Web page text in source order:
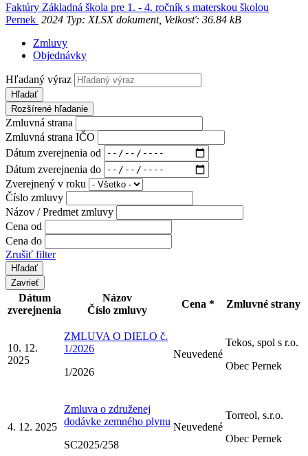
Faktúry Základná škola pre 1. - 4. ročník s materskou školou
Pernek 2024 Typ: XLSX dokument, Velkosť: 36.84 kB
Zmluvy
Objednávky
Hľadaný výraz
Hľadať
Rozšírené hľadanie
Zmluvná strana
Zmluvná strana IČO
Dátum zverejnenia od
Dátum zverejnenia do
Zverejnený v roku
Číslo zmluvy
Názov / Predmet zmluvy
Cena od
Cena do
Zrušiť filter
Zavrieť
Dátum
zverejnenia
Názov
Číslo zmluvy
Cena * Zmluvné strany
10. 12.
2025
ZMLUVA O DIELO č.
1/2026
1/2026
Neuvedené
Tekos, spol s r.o.
Obec Pernek
4. 12. 2025
Zmluva o združenej
dodávke zemného plynu
SC2025/258
Neuvedené
Torreol, s.r.o.
Obec Pernek